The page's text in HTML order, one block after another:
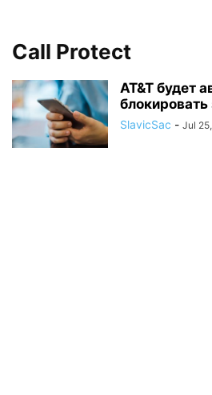
Call Protect
AT&T будет
SlavicSac - Jul